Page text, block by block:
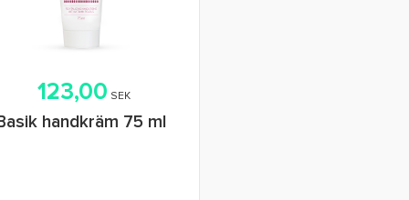
123,00 SEK
handkräm 75 ml